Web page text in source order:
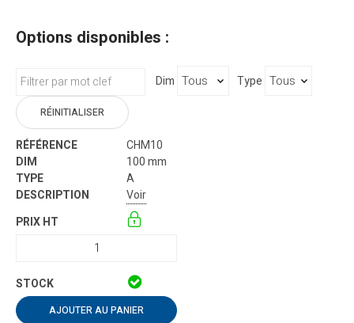
Options disponibles :
Dim Type
RÉINITIALISER
CHM10
100 mm
A
Voir
AJOUTER AU PANIER